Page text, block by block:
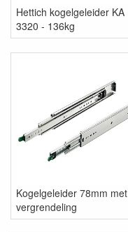
Hettich kogelgeleider KA
3320 - 136kg
Kogelgeleider 78mm met
vergrendeling